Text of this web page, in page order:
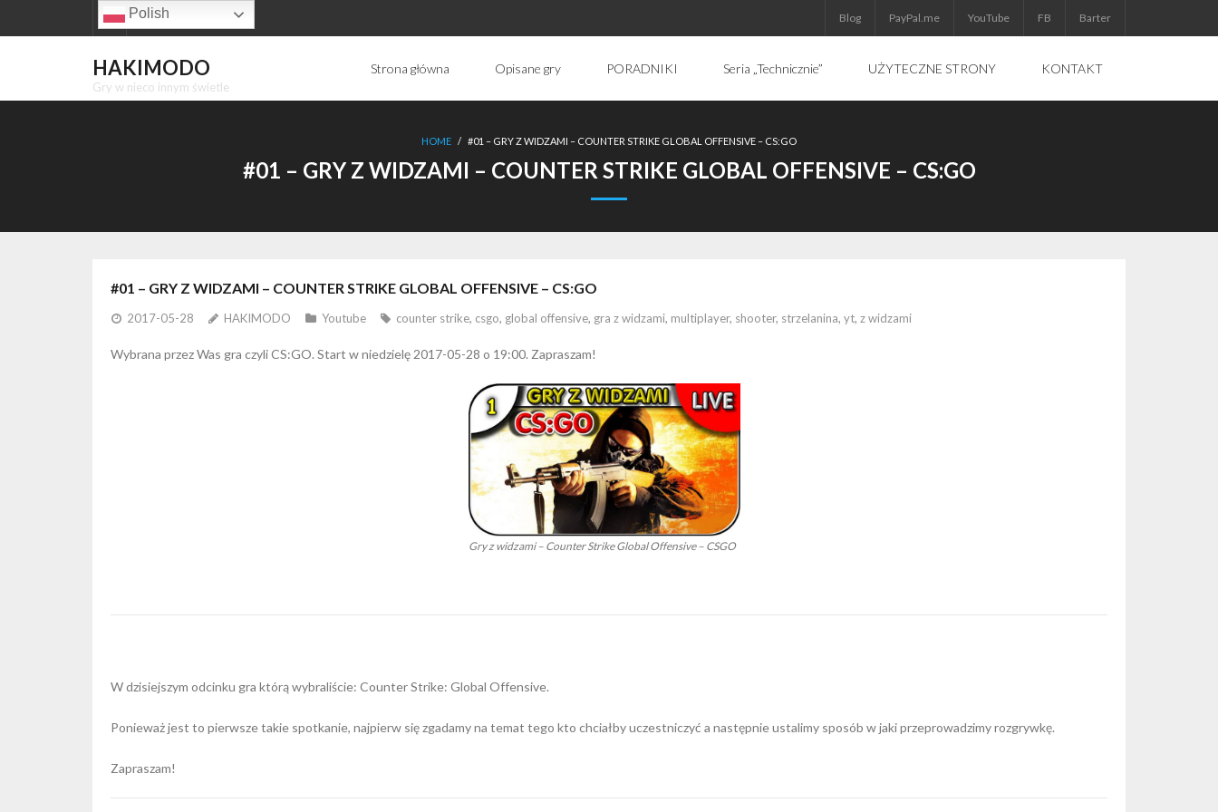
to
Blog PayPal.me YouTube FB Barter
HAKIMODO
Gry w nieco innym świetle
Strona główna Opisane gry PORADNIKI Seria „Technicznie” UŻYTECZNE STRONY KONTAKT
HOME / #01 – GRY Z WIDZAMI – COUNTER STRIKE GLOBAL OFFENSIVE – CS:GO
#01 – GRY Z WIDZAMI – COUNTER STRIKE GLOBAL OFFENSIVE – CS:GO
#01 – GRY Z WIDZAMI – COUNTER STRIKE GLOBAL OFFENSIVE – CS:GO
2017-05-28 HAKIMODO Youtube counter strike, csgo, global offensive, gra z widzami, multiplayer, shooter, strzelanina, yt, z widzami
Wybrana przez Was gra czyli CS:GO. Start w niedzielę 2017-05-28 o 19:00. Zapraszam!
Gry z widzami – Counter Strike Global Offensive – CSGO
W dzisiejszym odcinku gra którą wybraliście: Counter Strike: Global Offensive.
Ponieważ jest to pierwsze takie spotkanie, najpierw się zgadamy na temat tego kto chciałby uczestniczyć a następnie ustalimy sposób w jaki przeprowadzimy rozgrywkę.
Zapraszam!
Polish